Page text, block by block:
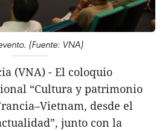
(Fuente: VNA)
(VNA) - El coloquio
“Cultura y patrimonio
desde el
junto con la